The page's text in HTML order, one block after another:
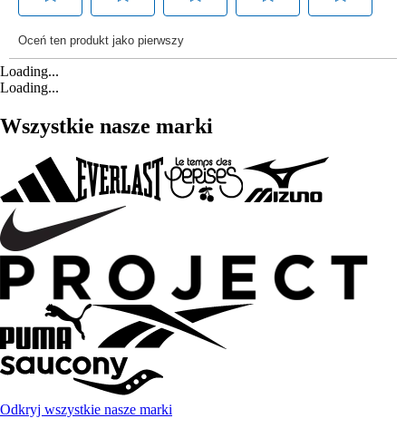
Loading...
Loading...
Wszystkie nasze marki
Odkryj wszystkie nasze marki